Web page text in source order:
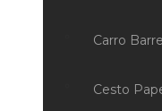
Carro
Cesto